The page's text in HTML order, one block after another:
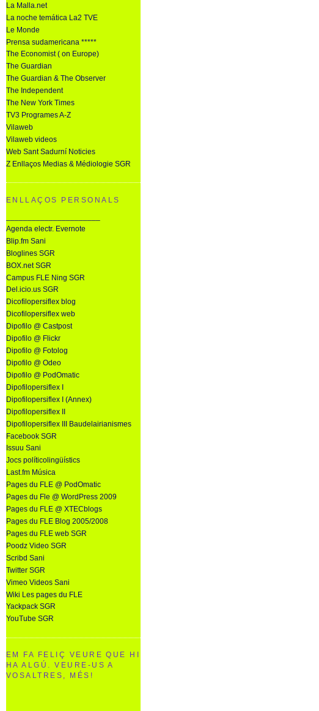
La Malla.net
La noche temática La2 TVE
Le Monde
Prensa sudamericana *****
The Economist ( on Europe)
The Guardian
The Guardian & The Observer
The Independent
The New York Times
TV3 Programes A-Z
Vilaweb
Vilaweb videos
Web Sant Sadurní Noticies
Z Enllaços Medias & Médiologie SGR
ENLLAÇOS PERSONALS
Agenda electr. Evernote
Blip.fm Sani
Bloglines SGR
BOX.net SGR
Campus FLE Ning SGR
Del.icio.us SGR
Dicofilopersiflex blog
Dicofilopersiflex web
Dipofilo @ Castpost
Dipofilo @ Flickr
Dipofilo @ Fotolog
Dipofilo @ Odeo
Dipofilo @ PodOmatic
Dipofilopersiflex I
Dipofilopersiflex I (Annex)
Dipofilopersiflex II
Dipofilopersiflex III Baudelairianismes
Facebook SGR
Issuu Sani
Jocs políticolingüístics
Last.fm Música
Pages du FLE @ PodOmatic
Pages du Fle @ WordPress 2009
Pages du FLE @ XTECblogs
Pages du FLE Blog 2005/2008
Pages du FLE web SGR
Poodz Video SGR
Scribd Sani
Twitter SGR
Vimeo Videos Sani
Wiki Les pages du FLE
Yackpack SGR
YouTube SGR
EM FA FELIÇ VEURE QUE HI
HA ALGÚ. VEURE-US A
VOSALTRES, MÉS!